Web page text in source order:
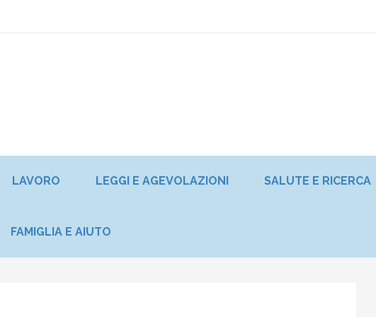
LAVORO LEGGI E AGEVOLAZIONI SALUTE E RICERCA
FAMIGLIA E AIUTO